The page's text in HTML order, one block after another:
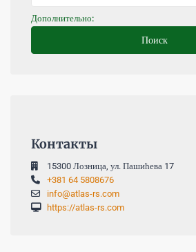
Дополнительно:
Поиск
Контакты
15300 Лозница, ул. Пашићева 17
+381 64 5808676
info@atlas-rs.com
https://atlas-rs.com